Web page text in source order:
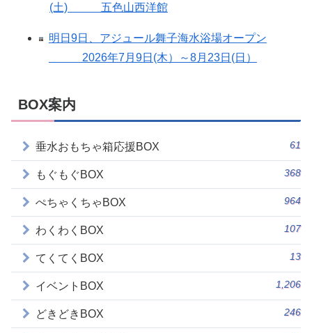
(土) 五色山西洋館
明日9日、アジュール舞子海水浴場オープン
2026年7月9日(木）～8月23日(日）
BOX案内
垂水おもちゃ箱応援BOX 61
もぐもぐBOX 368
ぺちゃくちゃBOX 964
わくわくBOX 107
てくてくBOX 13
イベントBOX 1,206
どきどきBOX 246